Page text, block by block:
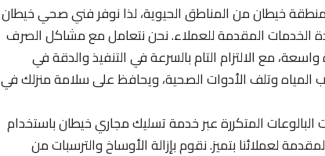
منطقة خيطان من المناطق الحيوية، لذا نوفر فني صحي خيطان
الخدمات المقدمة للعملاء. نحن نتعامل مع مشاكل الصرف
مع الالتزام التام بالسرعة في التنفيذ والدقة في
وتلف الأدوات الصحية، ويحافظ على سلامة منزلك في
البالوعات المتكررة عبر خدمة تسليك مجاري خيطان باستخدام
لعملائنا بتميز. نقوم بإزالة الأوساخ والترسبات من